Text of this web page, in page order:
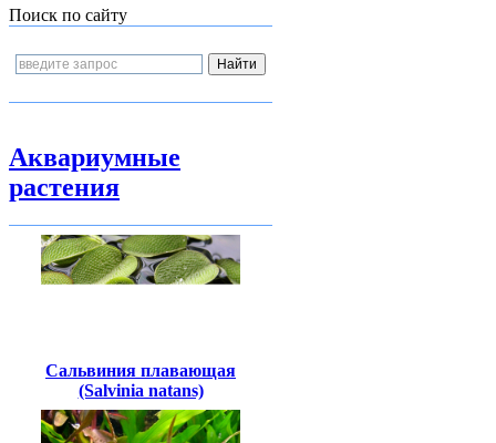
Поиск по сайту
Аквариумные
растения
Сальвиния плавающая
(Salvinia natans)